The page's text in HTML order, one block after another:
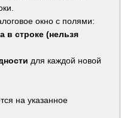
окно с полями:
в строке (нельзя
для каждой новой
на указанное